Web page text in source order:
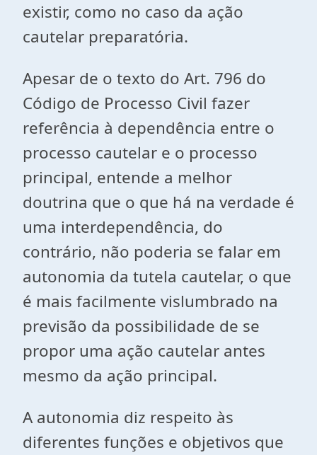
existir, como no caso da ação
cautelar preparatória.
Apesar de o texto do Art. 796 do
Código de Processo Civil fazer
referência à dependência entre o
processo cautelar e o processo
principal, entende a melhor
doutrina que o que há na verdade é
uma interdependência, do
contrário, não poderia se falar em
autonomia da tutela cautelar, o que
é mais facilmente vislumbrado na
previsão da possibilidade de se
propor uma ação cautelar antes
mesmo da ação principal.
A autonomia diz respeito às
diferentes funções e objetivos que